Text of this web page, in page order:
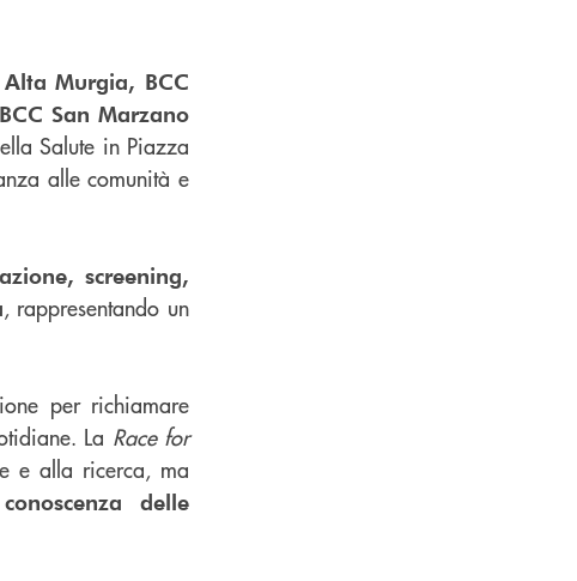
Murgia, BCC
BCC San Marzano
Salute in Piazza
alle comunità e
screening,
, rappresentando un
per richiamare
La Race for
e alla ricerca, ma
delle